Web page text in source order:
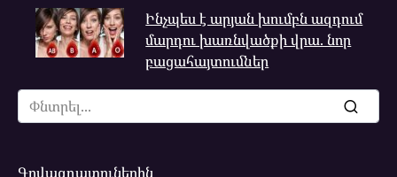
Ինչպես է արյան խումբն ազդում
մարդու խառնվածքի վրա. նոր
բացահայտումներ
Search
for:
Գովազդատուներին